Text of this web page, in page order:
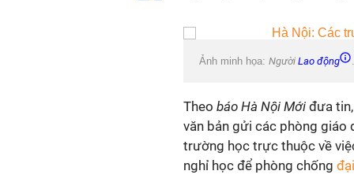
Ảnh minh họa: Người Lao động .
Theo báo Hà Nội Mới đưa
văn bản gửi các phòng giáo
trường học trực thuộc về
nghỉ học để phòng chống